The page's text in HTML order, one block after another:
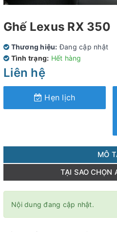
Ghế Lexus RX 350
Thương hiệu: Đang cập nhật
Tình trạng: Hết hàng
Liên hệ
Hẹn lịch
MÔ
TẠI SAO CHỌN
Nội dung đang cập nhật.